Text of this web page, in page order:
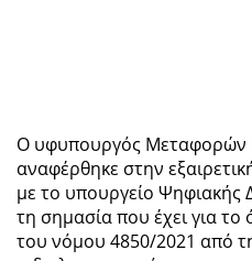
Ο υφυπουργός Μεταφορών
αναφέρθηκε στην
με το υπουργείο Ψηφιακής
τη σημασία που έχει για
του νόμου 4850/2021 από